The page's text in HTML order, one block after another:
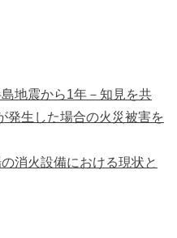
地震から1年－知見を共
発生した場合の火災被害を
消火設備における現状と